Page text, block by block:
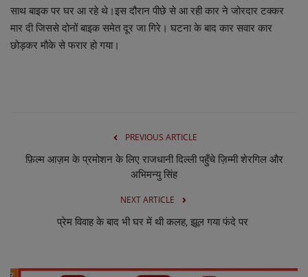
टेक वर्ल्ड
About us
साथ बाइक पर घर आ रहे थे।इस दौरान पीछे से आ रही कार ने जोरदार टक्कर
मार दी जिससे दोनों बाइक समेत दूर जा गिरे। घटना के बाद कार सवार कार
छोड़कर मौके से फरार हो गया।
PREVIOUS ARTICLE
फ़िल्म आज़म के प्रमोशन के लिए राजधानी दिल्ली पहुँचे ज़िम्मी शेरगिल और
अभिमन्यु सिंह
NEXT ARTICLE
प्रेम विवाह के बाद भी घर में थी कलह, झूल गया फंदे पर